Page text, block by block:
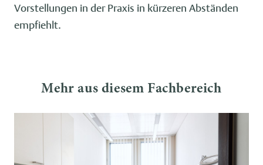
Vorstellungen in der Praxis in kürzeren Abständen
empfiehlt.
Mehr aus diesem Fachbereich